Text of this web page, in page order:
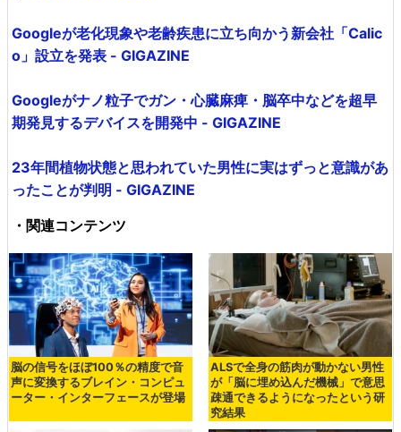
Googleが老化現象や老齢疾患に立ち向かう新会社「Calic
o」設立を発表 - GIGAZINE
Googleがナノ粒子でガン・心臓麻痺・脳卒中などを超早
期発見するデバイスを開発中 - GIGAZINE
23年間植物状態と思われていた男性に実はずっと意識があ
ったことが判明 - GIGAZINE
・関連コンテンツ
脳の信号をほぼ100％の精度で音
声に変換するブレイン・コンピュ
ーター・インターフェースが登場
ALSで全身の筋肉が動かない男性
が「脳に埋め込んだ機械」で意思
疎通できるようになったという研
究結果